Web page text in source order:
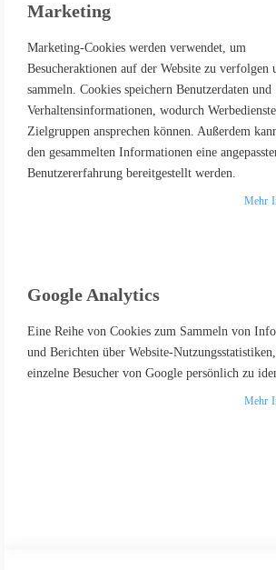
REGISTRIERTE KUNDEN
Wenn Sie ein Konto haben, melden Sie
E-Mail
Marketing
Marketing-Cookies werden verwendet, um
Besucheraktionen auf der Website zu verfolgen
sammeln. Cookies speichern Benutzerdaten und
Verhaltensinformationen, wodurch
Zielgruppen ansprechen können. Außerdem
den gesammelten Informationen eine
Benutzererfahrung bereitgestellt werden.
Mehr
Google Analytics
Eine Reihe von Cookies zum Sammeln von
und Berichten über Website-
einzelne Besucher von Google persönlich zu
Mehr